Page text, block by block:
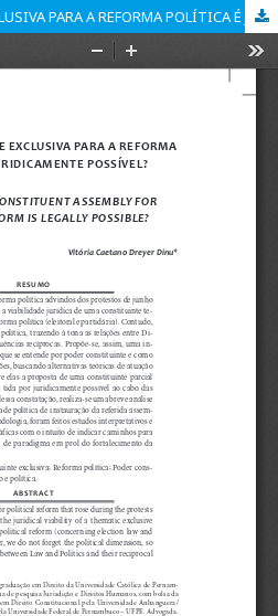
UMA CONSTITUINTE EXCLUSIVA PARA A REFORMA POLÍTICA É JURIDICAMENTE POSSÍVEL?